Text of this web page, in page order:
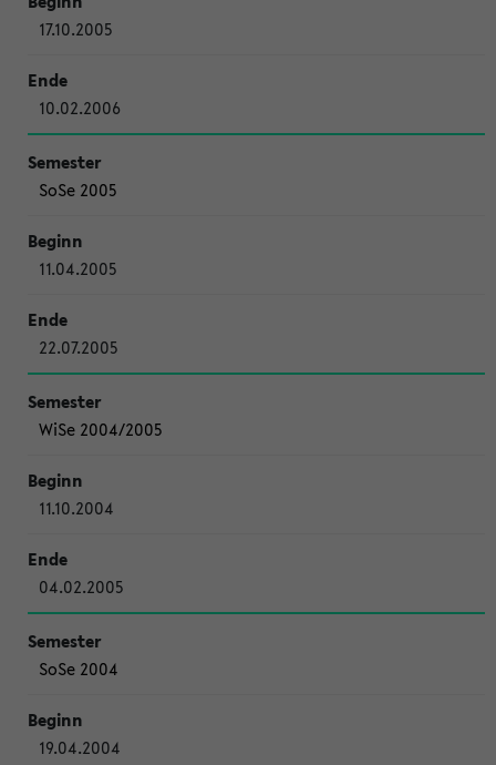
17.10.2005
10.02.2006
SoSe 2005
11.04.2005
22.07.2005
WiSe 2004/2005
11.10.2004
04.02.2005
SoSe 2004
19.04.2004